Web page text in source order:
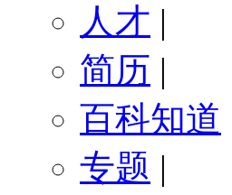
人才 |
简历 |
百科知道
专题 |